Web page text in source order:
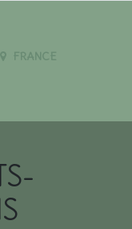
FRANCE